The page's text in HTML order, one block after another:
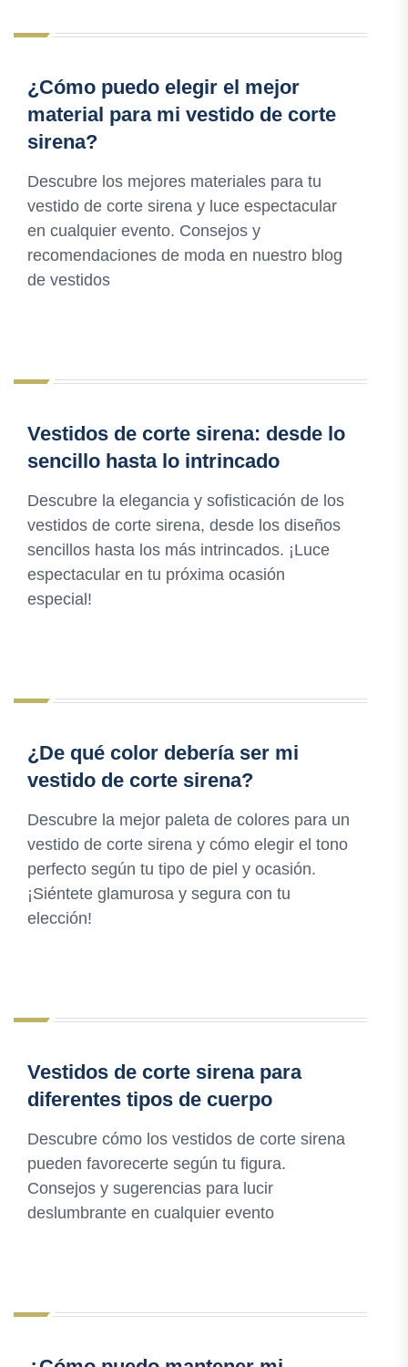
¿Cómo puedo elegir el mejor
material para mi vestido de corte
sirena?
Descubre los mejores materiales para tu
vestido de corte sirena y luce espectacular
en cualquier evento. Consejos y
recomendaciones de moda en nuestro blog
de vestidos
Vestidos de corte sirena: desde lo
sencillo hasta lo intrincado
Descubre la elegancia y sofisticación de los
vestidos de corte sirena, desde los diseños
sencillos hasta los más intrincados. ¡Luce
espectacular en tu próxima ocasión
especial!
¿De qué color debería ser mi
vestido de corte sirena?
Descubre la mejor paleta de colores para un
vestido de corte sirena y cómo elegir el tono
perfecto según tu tipo de piel y ocasión.
¡Siéntete glamurosa y segura con tu
elección!
Vestidos de corte sirena para
diferentes tipos de cuerpo
Descubre cómo los vestidos de corte sirena
pueden favorecerte según tu figura.
Consejos y sugerencias para lucir
deslumbrante en cualquier evento